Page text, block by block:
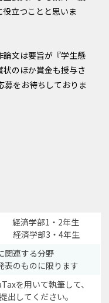
立つことと思いま
文は要旨が『学生懸
のほか賞金も授与さ
募をお待ちしておりま
済学部1・2年生
済学部3・4年生
関連する分野
のものに限ります
を用いて執筆して、
してください。